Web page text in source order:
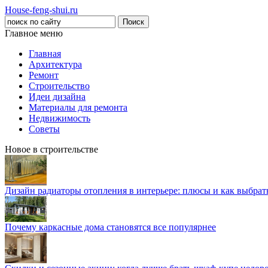
House-feng-shui.ru
Главное меню
Главная
Архитектура
Ремонт
Строительство
Идеи дизайна
Материалы для ремонта
Недвижимость
Советы
Новое в строительстве
Дизайн радиаторы отопления в интерьере: плюсы и как
Почему каркасные дома становятся все популярнее